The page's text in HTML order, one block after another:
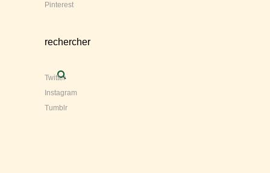
Pinterest
rechercher
Twitter
Instagram
Tumblr